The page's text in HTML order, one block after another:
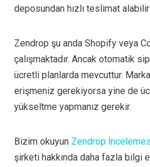
deposundan hızlı teslimat
Zendrop şu anda Shopify veya
çalışmaktadır. Ancak otomatik
ücretli planlarda mevcuttur.
erişmeniz gerekiyorsa yine de
yükseltme yapmanız gerekir.
Bizim okuyun Zendrop
şirketi hakkında daha fazla bilgi